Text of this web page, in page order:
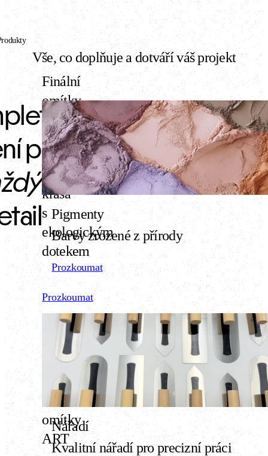
řešení pro
Finální
omítky
Econom
Přirozená
krása
s
ekologickým
dotekem
Prozkoumat
Finální
omítky
ART
Vše, co doplňuje a dotváří váš projekt
Pigmenty
Barvy zrozené z přírody
Prozkoumat
Nářadí
Kvalitní nářadí pro precizní práci